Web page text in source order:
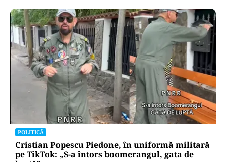
Puterea Financiara
Ruptură în cooperarea valutară
occidentală? SUA au intervenit pe
piața valutară fără să consulte BCE
Oficiuldestiri.ro
Atacurile cibernetice expun
vulnerabilitățile statului român: ANP
repetă scenariul e‑Terra. Ce ascund
comunicările oficiale și cine răspunde
pentru mentenanța IT a instituțiilor
publice
Alte Articole Importante